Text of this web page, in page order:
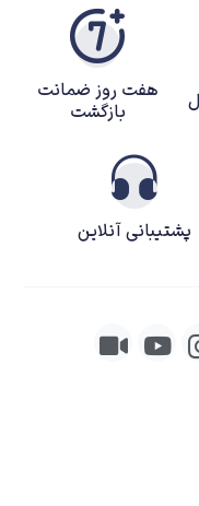
هفت روز ضمانت
بازگشت
پشتیبانی آنلاین